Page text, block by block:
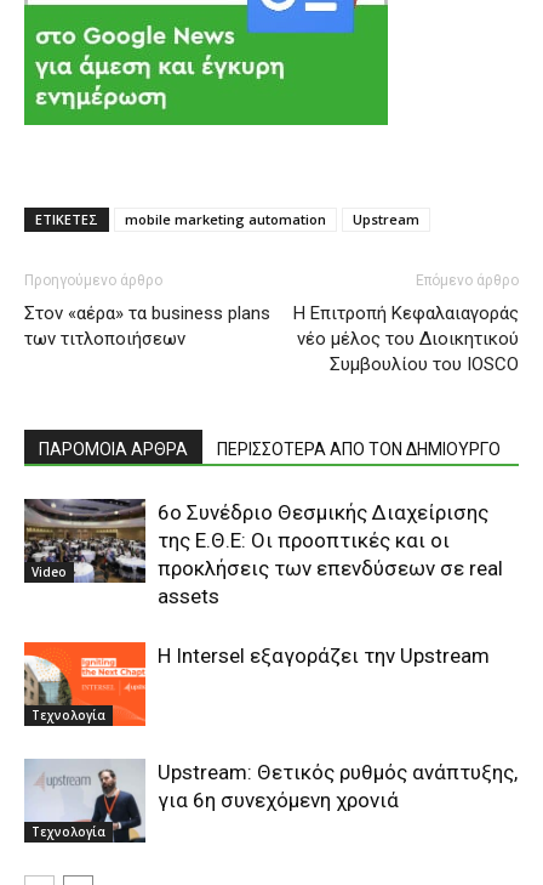
ΕΤΙΚΕΤΕΣ mobile marketing automation Upstream
Προηγούμενο άρθρο
Στον «αέρα» τα business plans
των τιτλοποιήσεων
Επόμενο άρθρο
H Επιτροπή Κεφαλαιαγοράς
νέο μέλος του Διοικητικού
Συμβουλίου του IOSCO
ΠΑΡΟΜΟΙΑ ΑΡΘΡΑ ΠΕΡΙΣΣΟΤΕΡΑ ΑΠΟ ΤΟΝ ΔΗΜΙΟΥΡΓΟ
Video
6ο Συνέδριο Θεσμικής Διαχείρισης
της Ε.Θ.Ε: Οι προοπτικές και οι
προκλήσεις των επενδύσεων σε real
assets
Τεχνολογία
Η Intersel εξαγοράζει την Upstream
Τεχνολογία
Upstream: Θετικός ρυθμός ανάπτυξης,
για 6η συνεχόμενη χρονιά